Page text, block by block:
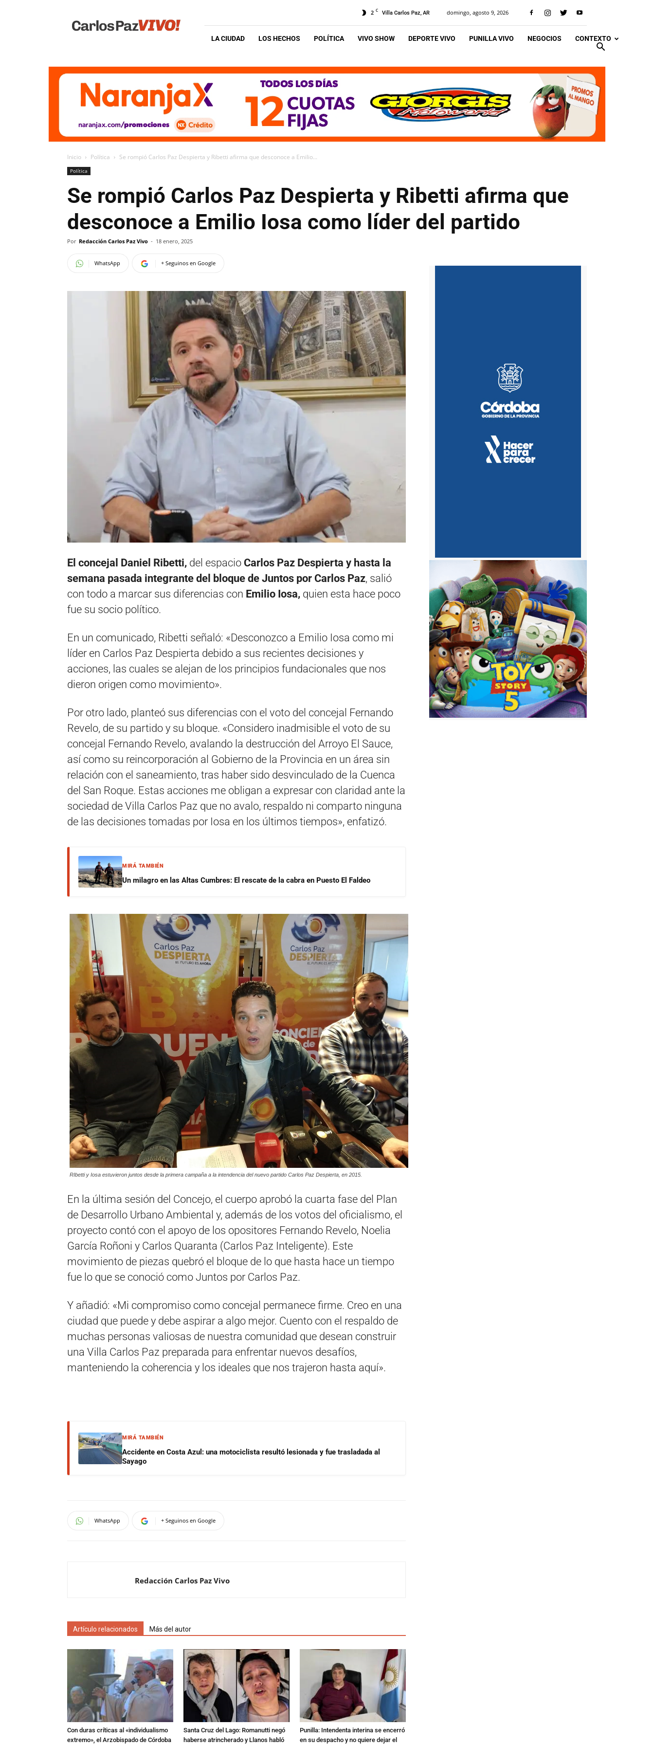
Vivo
2 C Villa Carlos Paz, AR domingo, agosto 9, 2026
LA CIUDAD LOS HECHOS POLÍTICA VIVO SHOW DEPORTE VIVO PUNILLA VIVO NEGOCIOS CONTEXTO
Inicio Política Se rompió Carlos Paz Despierta y Ribetti afirma que desconoce a Emilio...
Política
Se rompió Carlos Paz Despierta y Ribetti afirma que
desconoce a Emilio Iosa como líder del partido
Por Redacción Carlos Paz Vivo - 18 enero, 2025
WhatsApp + Seguinos en Google
El concejal Daniel Ribetti, del espacio Carlos Paz Despierta y hasta la
semana pasada integrante del bloque de Juntos por Carlos Paz, salió
con todo a marcar sus diferencias con Emilio Iosa, quien esta hace poco
fue su socio político.
En un comunicado, Ribetti señaló: «Desconozco a Emilio Iosa como mi
líder en Carlos Paz Despierta debido a sus recientes decisiones y
acciones, las cuales se alejan de los principios fundacionales que nos
dieron origen como movimiento».
Por otro lado, planteó sus diferencias con el voto del concejal Fernando
Revelo, de su partido y su bloque. «Considero inadmisible el voto de su
concejal Fernando Revelo, avalando la destrucción del Arroyo El Sauce,
así como su reincorporación al Gobierno de la Provincia en un área sin
relación con el saneamiento, tras haber sido desvinculado de la Cuenca
del San Roque. Estas acciones me obligan a expresar con claridad ante la
sociedad de Villa Carlos Paz que no avalo, respaldo ni comparto ninguna
de las decisiones tomadas por Iosa en los últimos tiempos», enfatizó.
MIRÁ TAMBIÉN
Un milagro en las Altas Cumbres: El rescate de la cabra en Puesto El Faldeo
RIbetti y Iosa estuvieron juntos desde la primera campaña a la intendencia del nuevo partido Carlos Paz Despierta, en 2015.
En la última sesión del Concejo, el cuerpo aprobó la cuarta fase del Plan
de Desarrollo Urbano Ambiental y, además de los votos del oficialismo, el
proyecto contó con el apoyo de los opositores Fernando Revelo, Noelia
García Roñoni y Carlos Quaranta (Carlos Paz Inteligente). Este
movimiento de piezas quebró el bloque de lo que hasta hace un tiempo
fue lo que se conoció como Juntos por Carlos Paz.
Y añadió: «Mi compromiso como concejal permanece firme. Creo en una
ciudad que puede y debe aspirar a algo mejor. Cuento con el respaldo de
muchas personas valiosas de nuestra comunidad que desean construir
una Villa Carlos Paz preparada para enfrentar nuevos desafíos,
manteniendo la coherencia y los ideales que nos trajeron hasta aquí».
MIRÁ TAMBIÉN
Accidente en Costa Azul: una motociclista resultó lesionada y fue trasladada al
Sayago
WhatsApp + Seguinos en Google
Redacción Carlos Paz Vivo
Artículo relacionados Más del autor
Con duras críticas al «individualismo
extremo», el Arzobispado de Córdoba
Santa Cruz del Lago: Romanutti negó
haberse atrincherado y Llanos habló
Punilla: Intendenta interina se encerró
en su despacho y no quiere dejar el